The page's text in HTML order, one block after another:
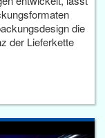
die
der Lieferkette